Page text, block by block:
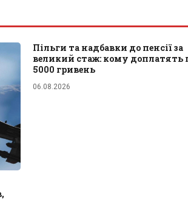
Пільги та надбавки до пенсії за
великий стаж: кому доплатять
5000 гривень
06.08.2026